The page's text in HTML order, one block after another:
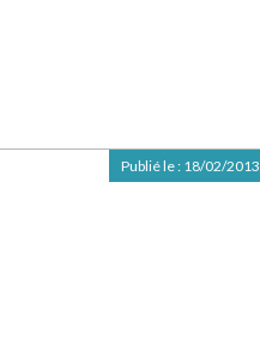
Publié le : 18/02/2013